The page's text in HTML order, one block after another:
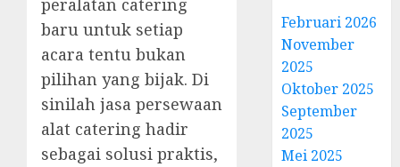
peralatan catering
baru untuk setiap
acara tentu bukan
pilihan yang bijak. Di
sinilah jasa persewaan
alat catering hadir
sebagai solusi praktis,
Februari 2026
November
2025
Oktober 2025
September
2025
Mei 2025